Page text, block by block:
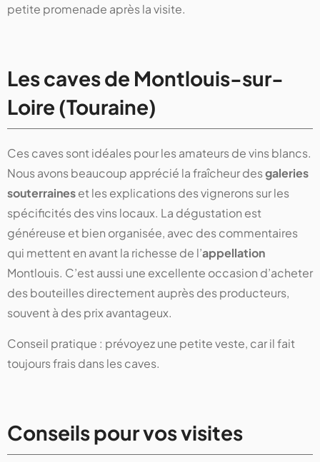
petite promenade après la visite.
Les caves de Montlouis-sur-
Loire (Touraine)
Ces caves sont idéales pour les amateurs de vins blancs.
Nous avons beaucoup apprécié la fraîcheur desgaleries
souterraineset les explications des vignerons sur les
spécificités des vins locaux. La dégustation est
généreuse et bien organisée, avec des commentaires
qui mettent en avant la richesse de l’appellation
Montlouis. C’est aussi une excellente occasion d’acheter
des bouteilles directement auprès des producteurs,
souvent à des prix avantageux.
Conseil pratique : prévoyez une petite veste, car il fait
toujours frais dans les caves.
Conseils pour vos visites